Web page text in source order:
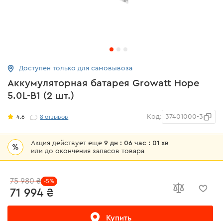
Аккумуляторная батарея Growatt Hope
5.0L-B1 (2 шт.)
4.6 8отзывов Код: 37401000-3
% Акция действует еще9 дн : 06 час : 01 хв
или до окончения запасов товара
71 994 ₴
75 980 ₴ -5%
Купить
Доступен только для самовывоза